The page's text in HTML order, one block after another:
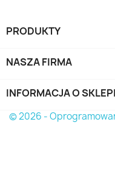
PRODUKTY
NASZA FIRMA
INFORMACJA O
© 2026 -